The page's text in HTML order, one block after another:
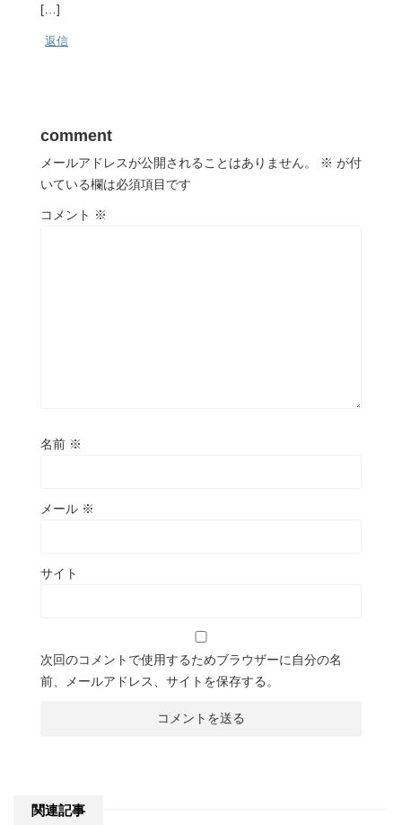
[…]
返信
comment
メールアドレスが公開されることはありません。 ※ が付
いている欄は必須項目です
コメント ※
名前 ※
メール ※
サイト
次回のコメントで使用するためブラウザーに自分の名
前、メールアドレス、サイトを保存する。
関連記事